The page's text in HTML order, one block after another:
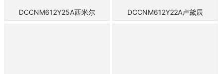
DCCNM612Y25A西米尔 DCCNM612Y22A卢黛辰